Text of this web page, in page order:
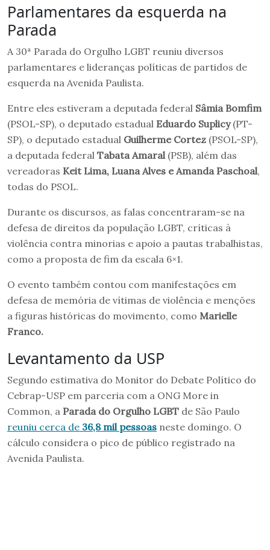
Parlamentares da esquerda na
Parada
A 30ª Parada do Orgulho LGBT reuniu diversos
parlamentares e lideranças políticas de partidos de
esquerda na Avenida Paulista.
Entre eles estiveram a deputada federal Sâmia Bomfim
(PSOL-SP), o deputado estadual Eduardo Suplicy(PT-
SP), o deputado estadual Guilherme Cortez (PSOL-SP),
a deputada federal Tabata Amaral (PSB), além das
vereadoras Keit Lima, Luana Alves e Amanda Paschoal,
todas do PSOL.
Durante os discursos, as falas concentraram-se na
defesa de direitos da população LGBT, críticas à
violência contra minorias e apoio a pautas trabalhistas,
como a proposta de fim da escala 6×1.
O evento também contou com manifestações em
defesa de memória de vítimas de violência e menções
a figuras históricas do movimento, como Marielle
Franco.
Levantamento da USP
Segundo estimativa do Monitor do Debate Político do
Cebrap-USP em parceria com a ONG More in
Common, a Parada do Orgulho LGBT de São Paulo
reuniu cerca de 36,8 mil pessoas neste domingo. O
cálculo considera o pico de público registrado na
Avenida Paulista.